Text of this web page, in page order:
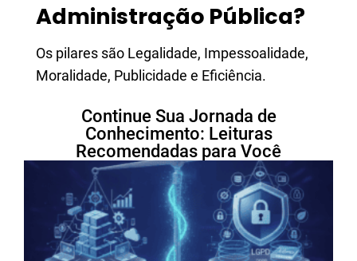
Administração Pública?
Os pilares são Legalidade, Impessoalidade,
Moralidade, Publicidade e Eficiência.
Continue Sua Jornada de
Conhecimento: Leituras
Recomendadas para Você